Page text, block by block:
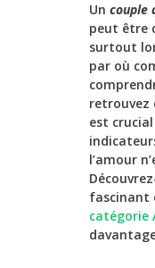
Un couple
peut être
surtout
par où
retrouvez
est
l’amour
fascinant
catégorie